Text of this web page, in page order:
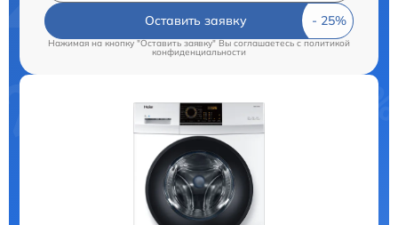
Оставить заявку
Нажимая на кнопку "Оставить заявку" Вы соглашаетесь cполитикой
конфиденциальности